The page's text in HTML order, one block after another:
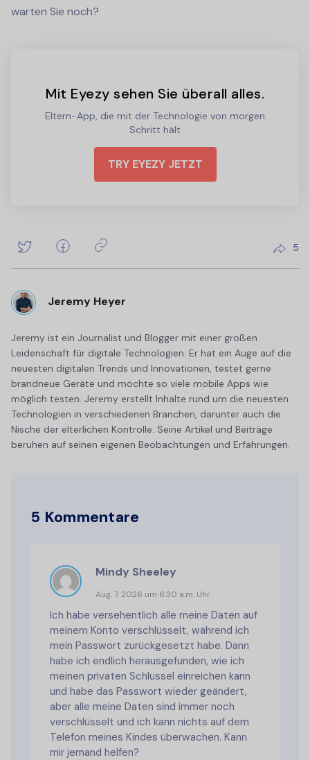
warten Sie noch?
Mit Eyezy sehen Sie überall alles.
Eltern-App, die mit der Technologie von morgen
Schritt hält
TRY EYEZY JETZT
5
Jeremy Heyer
Jeremy ist ein Journalist und Blogger mit einer großen
Leidenschaft für digitale Technologien. Er hat ein Auge auf die
neuesten digitalen Trends und Innovationen, testet gerne
brandneue Geräte und möchte so viele mobile Apps wie
möglich testen. Jeremy erstellt Inhalte rund um die neuesten
Technologien in verschiedenen Branchen, darunter auch die
Nische der elterlichen Kontrolle. Seine Artikel und Beiträge
beruhen auf seinen eigenen Beobachtungen und Erfahrungen.
5 Kommentare
Mindy Sheeley
Aug. 7, 2026 um 6:30 a.m. Uhr
Ich habe versehentlich alle meine Daten auf
meinem Konto verschlüsselt, während ich
mein Passwort zurückgesetzt habe. Dann
habe ich endlich herausgefunden, wie ich
meinen privaten Schlüssel einreichen kann
und habe das Passwort wieder geändert,
aber alle meine Daten sind immer noch
verschlüsselt und ich kann nichts auf dem
Telefon meines Kindes überwachen. Kann
mir jemand helfen?